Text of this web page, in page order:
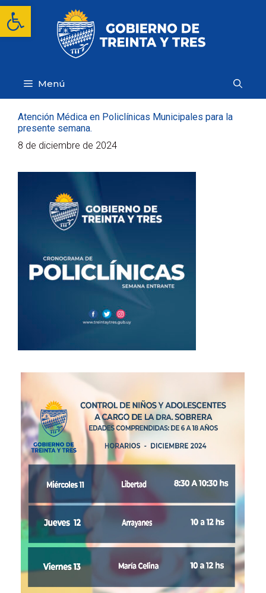
Abrir barra de herramientas
Saltar
contenido
Menú
Atención Médica en Policlínicas Municipales para la
presente semana.
8 de diciembre de 2024